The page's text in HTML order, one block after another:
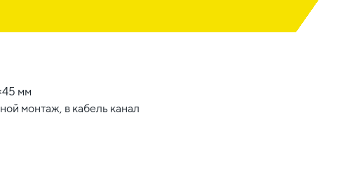
мм
монтаж, в кабель канал